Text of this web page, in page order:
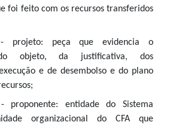
foi feito com os recursos transferidos
projeto: peça que evidencia o
objeto, da justificativa, dos
e de desembolso e do plano
proponente: entidade do Sistema
organizacional do CFA que